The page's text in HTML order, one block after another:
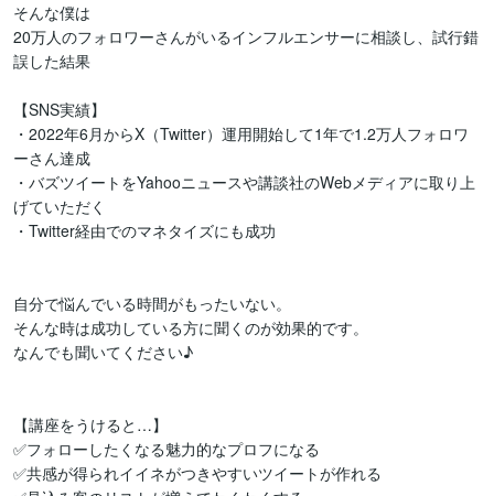
そんな僕は
20万人のフォロワーさんがいるインフルエンサーに相談し、試行錯
誤した結果
【SNS実績】
・2022年6月からX（Twitter）運用開始して1年で1.2万人フォロワ
ーさん達成
・バズツイートをYahooニュースや講談社のWebメディアに取り上
げていただく
・Twitter経由でのマネタイズにも成功
自分で悩んでいる時間がもったいない。
そんな時は成功している方に聞くのが効果的です。
なんでも聞いてください♪
【講座をうけると…】
✅フォローしたくなる魅力的なプロフになる
✅共感が得られイイネがつきやすいツイートが作れる